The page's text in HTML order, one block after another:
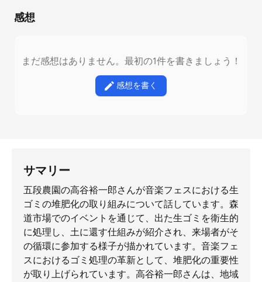
感想
まだ感想はありません。最初の1件を書きましょう！
感想を書く
サマリー
五段農園の高谷裕一郎さんが音楽フェスにおける生
ゴミの堆肥化の取り組みについて話しています。森
道市場でのイベントを通じて、出た生ゴミを衛生的
に処理し、土に還す仕組みが紹介され、来場者がそ
の循環に参加する様子が描かれています。音楽フェ
スにおけるゴミ処理の革新として、堆肥化の重要性
が取り上げられています。高谷裕一郎さんは、地域